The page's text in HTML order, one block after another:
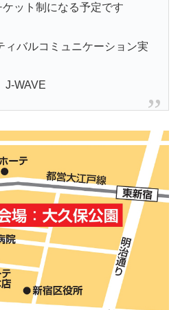
ット制になる予定です
バルコミュニケーション実
J-WAVE